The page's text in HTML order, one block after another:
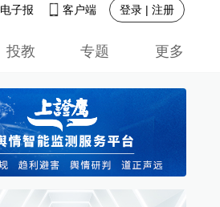
电子报 客户端 登录 | 注册
投教 专题 更多